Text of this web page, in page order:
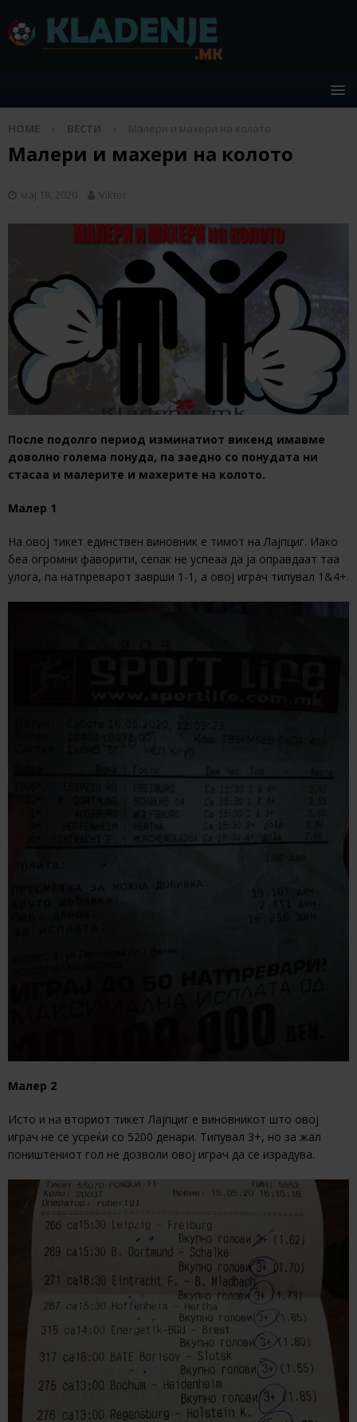
HOME ВЕСТИ Малери и махери на колото
Малери и махери на колото
мај 18, 2020 Viktor
После подолго период изминатиот викенд имавме
доволно голема понуда, па заедно со понудата ни
стасаа и малерите и махерите на колото.
Малер 1
На овој тикет единствен виновник е тимот на Лајпциг. Иако
беа огромни фаворити, сепак не успеаа да ја оправдаат таа
улога, па натпреварот заврши 1-1, а овој играч типувал 1&4+.
Малер 2
Исто и на вториот тикет Лајпциг е виновникот што овој
играч не се усреќи со 5200 денари. Типувал 3+, но за жал
поништениот гол не дозволи овој играч да се израдува.